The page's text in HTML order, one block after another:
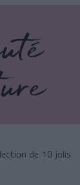
de 10 jolis